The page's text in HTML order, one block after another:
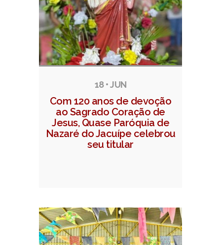
18 • JUN
Com 120 anos de devoção
ao Sagrado Coração de
Jesus, Quase Paróquia de
Nazaré do Jacuípe celebrou
seu titular